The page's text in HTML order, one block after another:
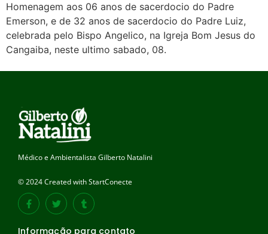
Homenagem aos 06 anos de sacerdocio do Padre
Emerson, e de 32 anos de sacerdocio do Padre Luiz,
celebrada pelo Bispo Angelico, na Igreja Bom Jesus do
Cangaiba, neste ultimo sabado, 08.
Médico e Ambientalista Gilberto Natalini
© 2024 Created with StartConecte
Informação para contato